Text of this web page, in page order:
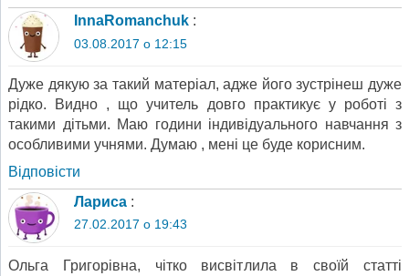
InnaRomanchuk :
03.08.2017 о 12:15
Дуже дякую за такий матеріал, адже його зустрінеш дуже
рідко. Видно , що учитель довго практикує у роботі з
такими дітьми. Маю години індивідуального навчання з
особливими учнями. Думаю , мені це буде корисним.
Відповіcти
Лариса :
27.02.2017 о 19:43
Ольга Григорівна, чітко висвітлила в своїй статті